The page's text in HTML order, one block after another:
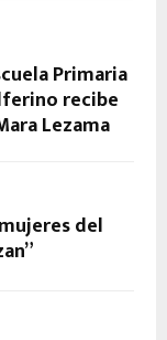
Primaria
recibe
Lezama
del